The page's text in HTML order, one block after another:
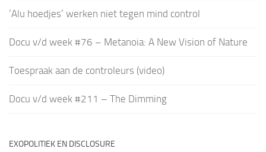
‘Alu hoedjes’ werken niet tegen mind control
Docu v/d week #76 – Metanoia: A New Vision of Nature
Toespraak aan de controleurs (video)
Docu v/d week #211 – The Dimming
EXOPOLITIEK EN DISCLOSURE